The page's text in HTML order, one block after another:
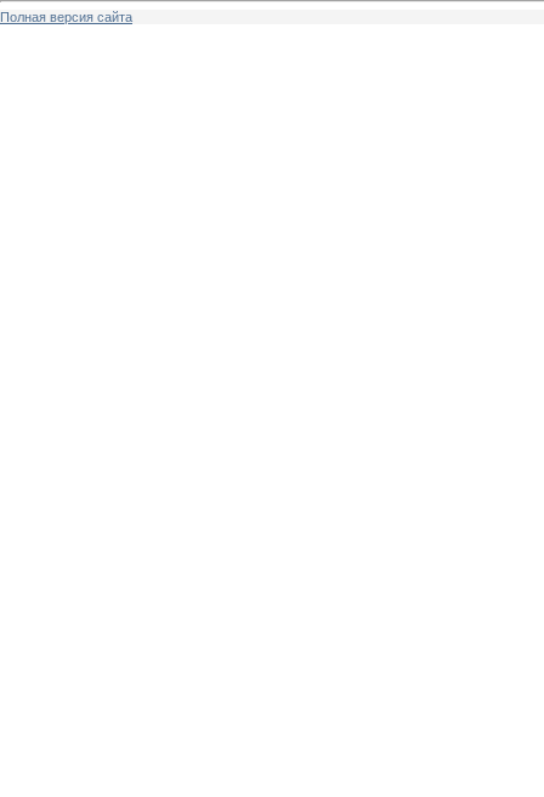
Полная версия сайта